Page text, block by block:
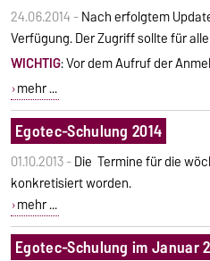
24.06.2014 -Nach erfolgtem
Verfügung. Der Zugriff sollte für
WICHTIG: Vor dem Aufruf der
mehr ...
Egotec-Schulung 2014
01.10.2013 -DieTerminefür die
konkretisiert worden.
mehr ...
Egotec-Schulung im Januar